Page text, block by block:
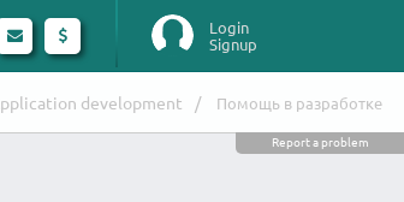
Login
Signup
development Помощь в разработке
Report a problem